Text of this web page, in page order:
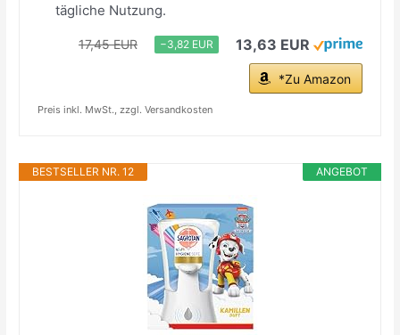
tägliche Nutzung.
17,45 EUR −3,82 EUR 13,63 EUR
*Zu Amazon
Preis inkl. MwSt., zzgl. Versandkosten
ANGEBOT
BESTSELLER NR. 12